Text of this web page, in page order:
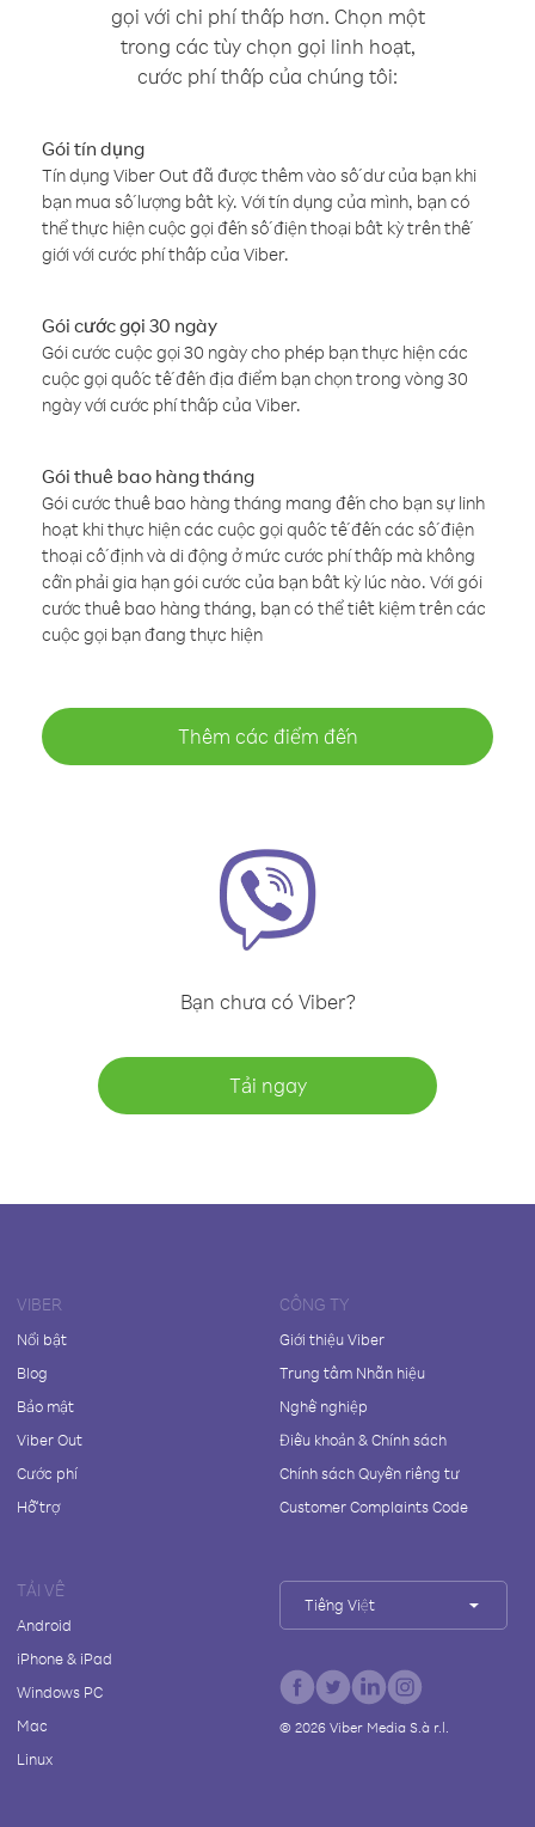
gọi với chi phí thấp hơn. Chọn một
trong các tùy chọn gọi linh hoạt,
cước phí thấp của chúng tôi:
Gói tín dụng
Tín dụng Viber Out đã được thêm vào số dư của bạn khi
bạn mua số lượng bất kỳ. Với tín dụng của mình, bạn có
thể thực hiện cuộc gọi đến số điện thoại bất kỳ trên thế
giới với cước phí thấp của Viber.
Gói cước gọi 30 ngày
Gói cước cuộc gọi 30 ngày cho phép bạn thực hiện các
cuộc gọi quốc tế đến địa điểm bạn chọn trong vòng 30
ngày với cước phí thấp của Viber.
Gói thuê bao hàng tháng
Gói cước thuê bao hàng tháng mang đến cho bạn sự linh
hoạt khi thực hiện các cuộc gọi quốc tế đến các số điện
thoại cố định và di động ở mức cước phí thấp mà không
cần phải gia hạn gói cước của bạn bất kỳ lúc nào. Với gói
cước thuê bao hàng tháng, bạn có thể tiết kiệm trên các
cuộc gọi bạn đang thực hiện
Thêm các điểm đến
Bạn chưa có Viber?
Tải ngay
VIBER
Nổi bật
Blog
Bảo mật
Viber Out
Cước phí
Hỗ trợ
CÔNG TY
Giới thiệu Viber
Trung tâm Nhãn hiệu
Nghề nghiệp
Điều khoản & Chính sách
Chính sách Quyền riêng tư
Customer Complaints Code
TẢI VỀ
Android
iPhone & iPad
Windows PC
Mac
Linux
Tiếng Việt
© 2026Viber Media S.à r.l.